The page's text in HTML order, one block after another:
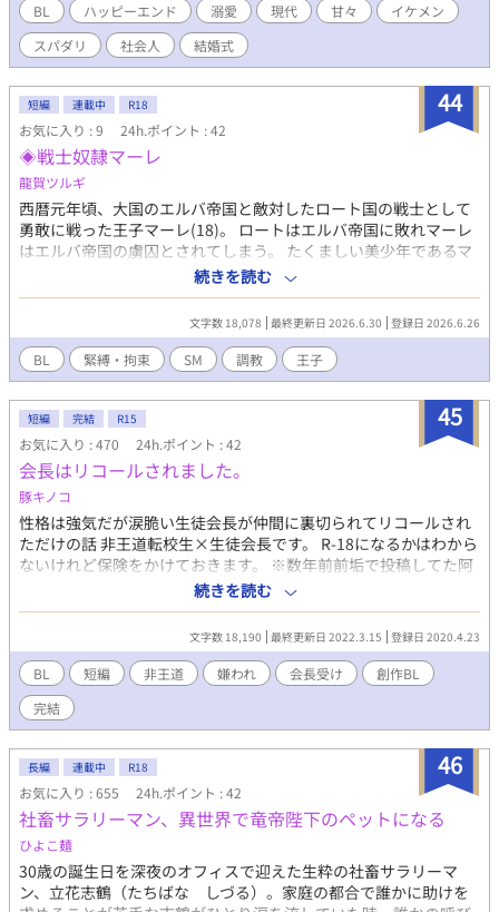
れたのは驚くほどの美男美女でサプライズ満載の結婚式にもう涙
が止まらない。 そんな僕に優しくしてくれたのは……。 『歩けな
くなったお荷物な僕がセレブなイケメン社長に甘々なお世話され
ています』の主人公征哉＆一花の結婚式で、号泣していたプライ
ダルパンフレットの責任者がニャンコな気がする……そんな感想
をいただいて思いついてしまったお話。 結婚式の裏側の話メイン
で、イチャイチャは最後の方かも。 10話はいかない短編の予定で
す。 R18には※つけます。
BL ハッピーエンド 溺愛 現代 甘々
イケメン
スパダリ
社会人 結婚式
44
短編 連載中 R18
お気に入り : 9 24h.ポイント : 42
◈戦士奴隷マーレ
龍賀ツルギ
西暦元年頃、大国のエルバ帝国と敵対したロート国の戦士として
勇敢に戦った王子マーレ(18)。 ロートはエルバ帝国に敗れマーレ
はエルバ帝国の虜囚とされてしまう。 たくましい美少年であるマ
ーレはエルバ帝国の総督に罪人として鎖に繋がれ、エルバ帝国の
王都エルバレス送りにされてしまう。 エルバレスで裁判に掛けら
れたマーレはコロシアムの見世物剣闘士の罪を受けた。 見世物剣
闘士はコロシアムで命をかけた奴隷同士の闘いを強制される。仮
に勝者になり生き残っても、大勢のコロシアムの観衆の前で縛り
あげられ、嘲りを受け笑われながら性奴隷の見世物として犯され
る日々❗️ マーレはコロシアムの地獄で過酷な闘いを強いられ続ける
が、憎いエルバ帝国を倒す為に、またいつかは愛したロート国を
再興させる為に、哀涙を流しながら己の運命と闘い続ける❗️
続きを読む
文字数 18,078 最終更新日 2026.6.30 登録日 2026.6.26
BL 緊縛・拘束 SM 調教 王子
45
短編 完結 R15
お気に入り : 470 24h.ポイント : 42
会長はリコールされました。
豚キノコ
性格は強気だが涙脆い生徒会長が仲間に裏切られてリコールされ
ただけの話 非王道転校生×生徒会長です。 R-18になるかはわから
ないけれど保険をかけておきます。 ※数年前前垢で投稿してた阿
呆な小説 【リコール会長】を原型を留めない程改変し改変した物
です。 見るに堪えない稚拙な文章なので閲覧はお気を付けて… 改
変前のゲス天野さんは不在です。
続きを読む
文字数 18,190 最終更新日 2022.3.15 登録日 2020.4.23
BL 短編 非王道 嫌われ 会長受け
創作BL
完結
46
長編 連載中 R18
お気に入り : 655 24h.ポイント : 42
社畜サラリーマン、異世界で竜帝陛下のペットになる
ひよこ麺
30歳の誕生日を深夜のオフィスで迎えた生粋の社畜サラリーマ
ン、立花志鶴（たちばな しづる）。家庭の都合で誰かに助けを